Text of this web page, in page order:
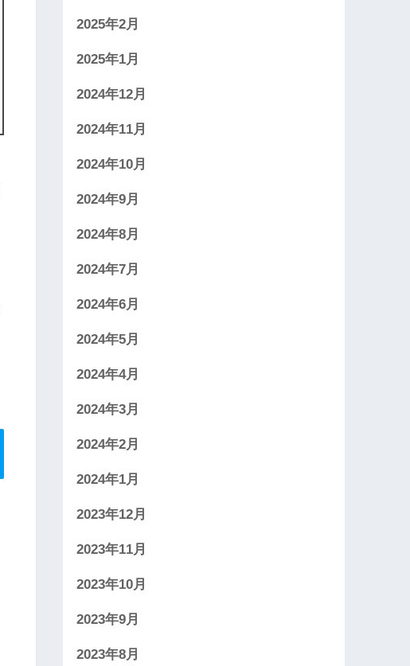
2025年2月
2025年1月
2024年12月
2024年11月
2024年10月
2024年9月
2024年8月
2024年7月
2024年6月
2024年5月
2024年4月
2024年3月
2024年2月
2024年1月
2023年12月
2023年11月
2023年10月
2023年9月
2023年8月